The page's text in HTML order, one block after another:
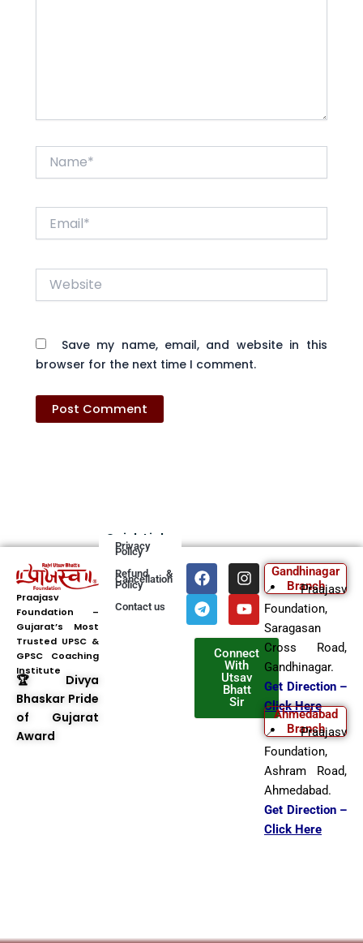
Website
Save my name, email, and website in this
browser for the next time I comment.
Praajasv
Foundation –
Gujarat’s Most
Trusted UPSC &
GPSC Coaching
Institute
🏆 Divya
Bhaskar Pride
of Gujarat
Award
Quick Links
Privacy
Policy
Refund &
Cancellation
Policy
Contact us
F
a
c
e
b
I
n
s
t
a
g
r
a
m
T
e
l
e
g
Y
o
u
t
u
b
e
Connect
With
Utsav
Bhatt
Sir
Gandhinagar
Branch
📍 Praajasv
Foundation,
Saragasan
Cross Road,
Gandhinagar.
Get Direction –
Click Here
Ahmedabad
Branch
📍 Praajasv
Foundation,
Ashram Road,
Ahmedabad.
Get Direction –
Click Here